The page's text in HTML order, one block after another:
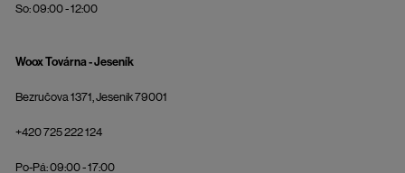
So: 09:00 - 12:00
Woox Továrna - Jeseník
Bezručova 1371, Jeseník 79001
+420 725 222 124
Po-Pá: 09:00 - 17:00